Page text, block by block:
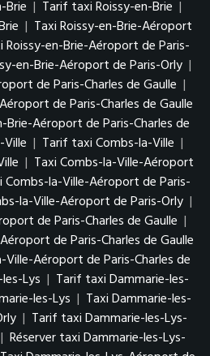
Brie | Tarif taxi Roissy-en-Brie |
| Taxi Roissy-en-Brie-Aéroport
en-Brie-Aéroport de Paris-
en-Brie-Aéroport de Paris-Orly |
de Paris-Charles de Gaulle |
de Paris-Charles de Gaulle
Brie-Aéroport de Paris-Charles de
| Tarif taxi Combs-la-Ville |
| Taxi Combs-la-Ville-Aéroport
la-Ville-Aéroport de Paris-
la-Ville-Aéroport de Paris-Orly |
de Paris-Charles de Gaulle |
de Paris-Charles de Gaulle
Aéroport de Paris-Charles de
Lys | Tarif taxi Dammarie-les-
les-Lys | Taxi Dammarie-les-
| Tarif taxi Dammarie-les-Lys-
| Réserver taxi Dammarie-les-Lys-